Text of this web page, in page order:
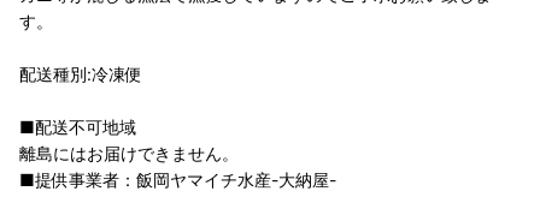
す。
配送種別:冷凍便
■配送不可地域
離島にはお届けできません。
■提供事業者：飯岡ヤマイチ水産-大納屋-